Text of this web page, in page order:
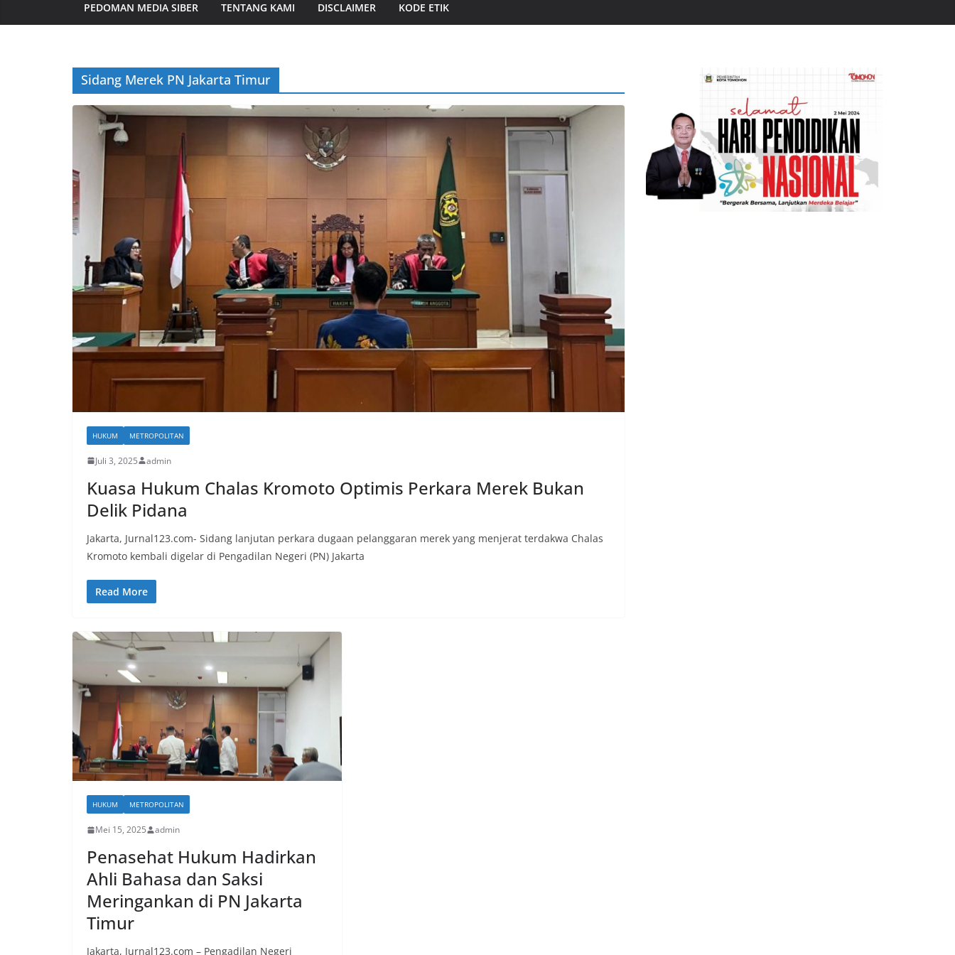
PEDOMAN MEDIA SIBER TENTANG KAMI DISCLAIMER KODE ETIK
Sidang Merek PN Jakarta Timur
HUKUM METROPOLITAN
Juli 3, 2025 admin
Kuasa Hukum Chalas Kromoto Optimis Perkara Merek Bukan
Delik Pidana
Jakarta, Jurnal123.com- Sidang lanjutan perkara dugaan pelanggaran merek yang menjerat terdakwa Chalas
Kromoto kembali digelar di Pengadilan Negeri (PN) Jakarta
Read More
HUKUM METROPOLITAN
Mei 15, 2025 admin
Penasehat Hukum Hadirkan
Ahli Bahasa dan Saksi
Meringankan di PN Jakarta
Timur
Jakarta, Jurnal123.com – Pengadilan Negeri